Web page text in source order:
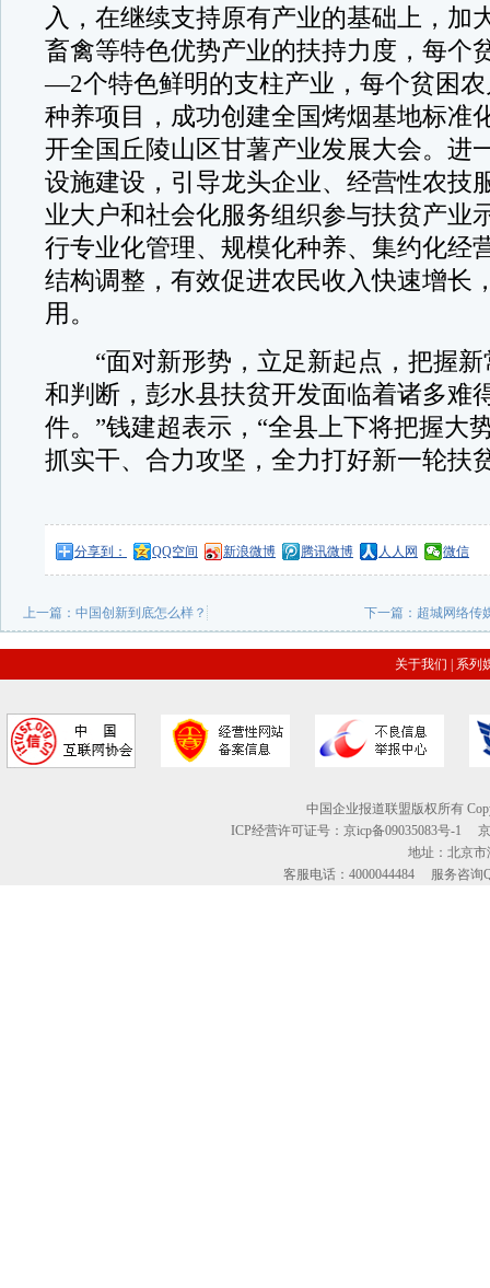
入，在继续支持原有产业的基础上，加
畜禽等特色优势产业的扶持力度，每个
—2个特色鲜明的支柱产业，每个贫困
种养项目，成功创建全国烤烟基地标准
开全国丘陵山区甘薯产业发展大会。进
设施建设，引导龙头企业、经营性农技
业大户和社会化服务组织参与扶贫产业
行专业化管理、规模化种养、集约化经
结构调整，有效促进农民收入快速增长
用。
“面对新形势，立足新起点，把握新
和判断，彭水县扶贫开发面临着诸多难
件。”钱建超表示，“全县上下将把握大
抓实干、合力攻坚，全力打好新一轮扶
分享到： QQ空间 新浪微博 腾讯微博 人人网 微信
上一篇： 中国创新到底怎么样？ 下一篇： 超城网络传
关于我们 系列
中国企业报道联盟版权所有
ICP经营许可证号：京icp备09035083号-1
地址：北京市
客服电话：4000044484 服务咨询